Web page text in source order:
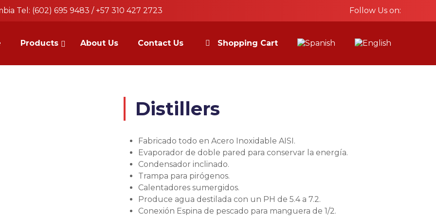
Tel: (602) 695 9483 / +57 310 427 2723 Follow Us on:
Products About Us Contact Us Shopping Cart
Distillers
Fabricado todo en Acero Inoxidable AISI.
Evaporador de doble pared para conservar la energía.
Condensador inclinado.
Trampa para pirógenos.
Calentadores sumergidos.
Produce agua destilada con un PH de 5.4 a 7.2.
Conexión Espina de pescado para manguera de 1/2.